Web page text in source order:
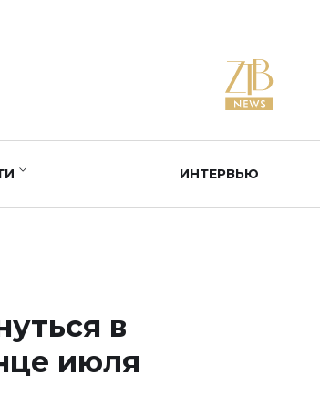
ИНТЕРВЬЮ
в
июля